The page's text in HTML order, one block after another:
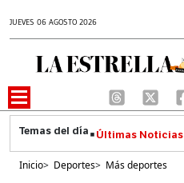
JUEVES 06 AGOSTO 2026
Últimas Noticias
Inicio> Deportes> Más deportes